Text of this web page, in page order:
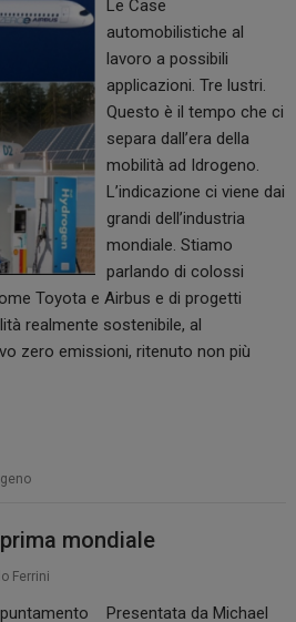
Le Case
automobilistiche al
lavoro a possibili
applicazioni. Tre lustri.
Questo è il tempo che ci
separa dall’era della
mobilità ad Idrogeno.
L’indicazione ci viene dai
grandi dell’industria
mondiale. Stiamo
parlando di colossi
Toyota e Airbus e di progetti
realmente sostenibile, al
zero emissioni, ritenuto non più
mondiale
Ferrini
Presentata da Michael